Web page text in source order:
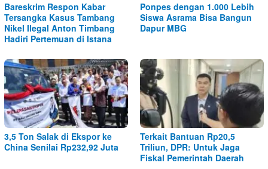
Bareskrim Respon Kabar
Tersangka Kasus Tambang
Nikel Ilegal Anton Timbang
Hadiri Pertemuan di Istana
Ponpes dengan 1.000 Lebih
Siswa Asrama Bisa Bangun
Dapur MBG
3,5 Ton Salak di Ekspor ke
China Senilai Rp232,92 Juta
Terkait Bantuan Rp20,5
Triliun, DPR: Untuk Jaga
Fiskal Pemerintah Daerah